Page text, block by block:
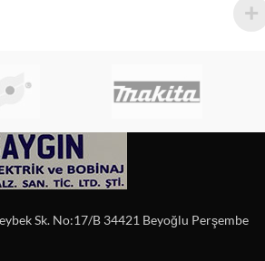
Sk. No:17/B 34421 Beyoğlu Perşembe